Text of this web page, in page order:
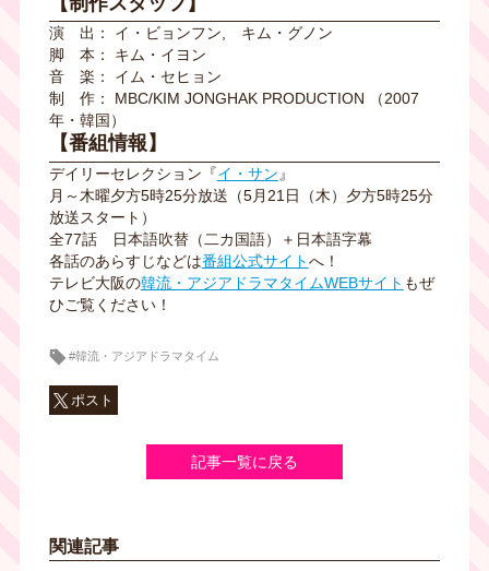
演 出： イ・ビョンフン, キム・グノン
脚 本： キム・イヨン
音 楽： イム・セヒョン
制 作： MBC/KIM JONGHAK PRODUCTION （2007
年・韓国）
【番組情報】
デイリーセレクション『イ・サン 』
月～木曜夕方5時25分放送（5月21日（木）夕方5時25分
放送スタート）
全77話
日本語吹替（二カ国語）＋日本語字幕
各話のあらすじなどは番組公式サイトへ！
テレビ大阪の韓流・アジアドラマタイムWEBサイト もぜ
ひご覧ください！
#韓流・アジアドラマタイム
ポスト
記事一覧に戻る
関連記事